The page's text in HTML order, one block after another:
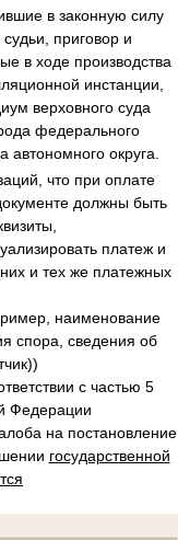
в законную силу
приговор и
в ходе производства
инстанции,
верховного суда
федерального
автономного округа.
что при оплате
должны быть
платеж и
и тех же платежных
наименование
спора, сведения об
с частью 5
Федерации
на постановление
государственной